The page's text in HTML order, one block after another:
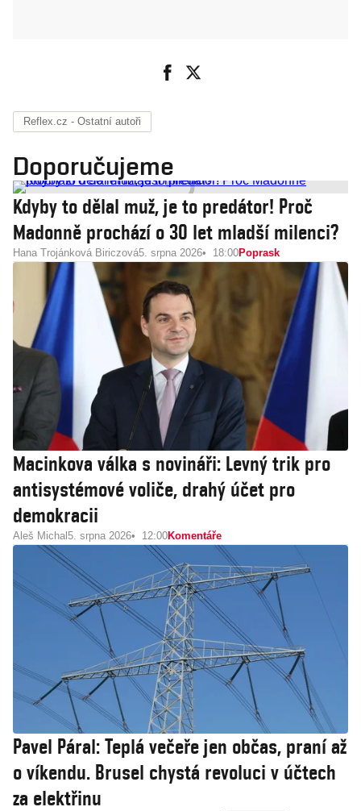
Reflex.cz - Ostatní autoři
Doporučujeme
Kdyby to dělal muž, je to predátor! Proč
Madonně prochází o 30 let mladší milenci?
Hana Trojánková Biriczová5. srpna 2026 18:00Poprask
Macinkova válka s novináři: Levný trik pro
antisystémové voliče, drahý účet pro
demokracii
Aleš Michal 5. srpna 2026 12:00Komentáře
Pavel Páral: Teplá večeře jen občas, praní až
o víkendu. Brusel chystá revoluci v účtech
za elektřinu